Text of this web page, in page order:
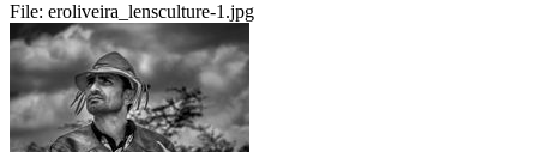
File: eroliveira_lensculture-1.jpg